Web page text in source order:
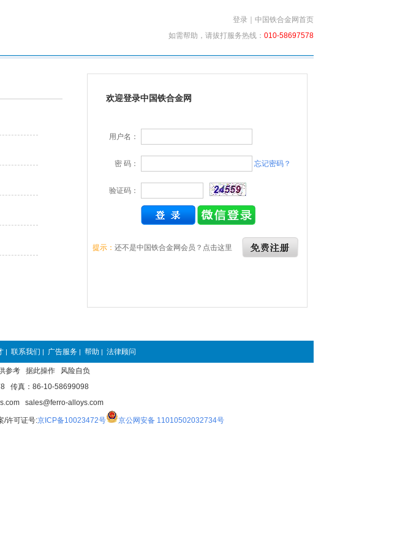
登录
中国铁合金网首页
如需帮助，请拔打服务热线： 010-58697578
欢迎登录中国铁合金网
用户名：
密 码： 忘记密码？
验证码：
提示： 还不是中国铁合金网会员？点击这里
| 联系我们 | 广告服务 | 帮助 | 法律顾问
参考 据此操作 风险自负
传真：86-10-58699098
sales@ferro-alloys.com
/许可证号:京ICP备10023472号 京公网安备 11010502032734号